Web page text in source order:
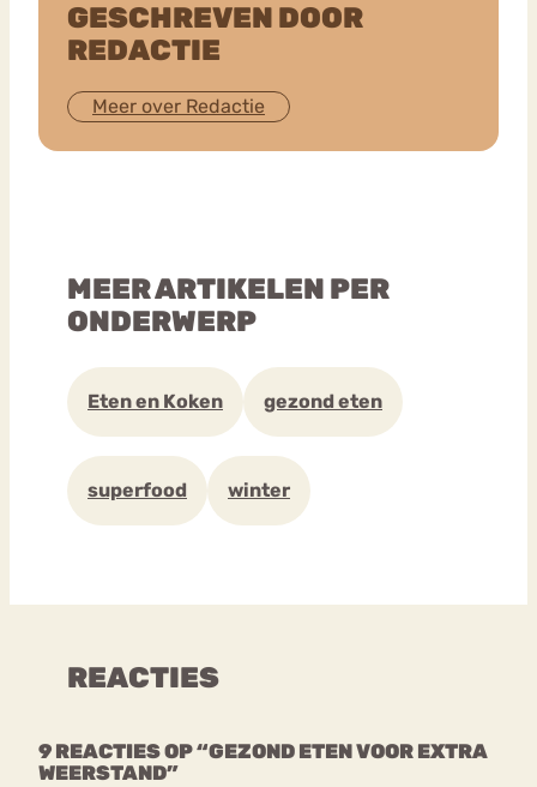
GESCHREVEN DOOR
REDACTIE
Meer over Redactie
MEER ARTIKELEN PER
ONDERWERP
Eten en Koken gezond eten
superfood winter
REACTIES
9 REACTIES OP “GEZOND ETEN VOOR EXTRA
WEERSTAND”